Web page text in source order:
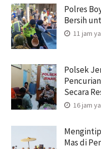
Polres
Bersih
11 jam
Polsek
Secara
16 jam
Mas di